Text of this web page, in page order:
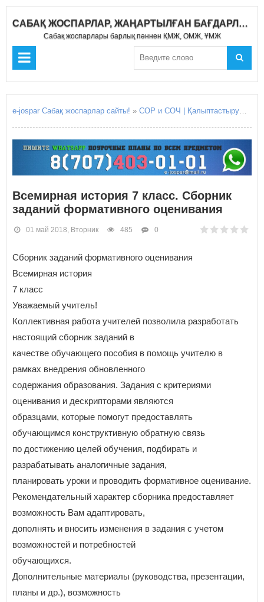
САБАҚ ЖОСПАРЛАР, ЖАҢАРТЫЛҒАН БАҒДАРЛАМА 2018-2019
Сабақ жоспарлары барлық пәннен ҚМЖ, ОМЖ, ҰМЖ
e-jospar Сабақ жоспарлар сайты! » СОР и СОЧ | Қалыптастырушы бағалау Жиынтық бағалау
Всемирная история 7 класс. Сборник
заданий формативного оценивания
01 май 2018, Вторник 485 0
Сборник заданий формативного оценивания
Всемирная история
7 класс
Уважаемый учитель!
Коллективная работа учителей позволила разработать
настоящий сборник заданий в
качестве обучающего пособия в помощь учителю в
рамках внедрения обновленного
содержания образования. Задания с критериями
оценивания и дескрипторами являются
образцами, которые помогут предоставлять
обучающимся конструктивную обратную связь
по достижению целей обучения, подбирать и
разрабатывать аналогичные задания,
планировать уроки и проводить формативное оценивание.
Рекомендательный характер сборника предоставляет
возможность Вам адаптировать,
дополнять и вносить изменения в задания с учетом
возможностей и потребностей
обучающихся.
Дополнительные материалы (руководства, презентации,
планы и др.), возможность